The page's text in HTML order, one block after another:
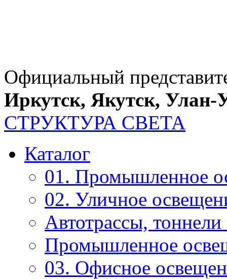
Официальный
Иркутск, Якутск, Улан-
СТРУКТУРА СВЕТА
Каталог
01. Промышленное
02. Уличное
Автотрассы,
Промышленное
03. Офисное